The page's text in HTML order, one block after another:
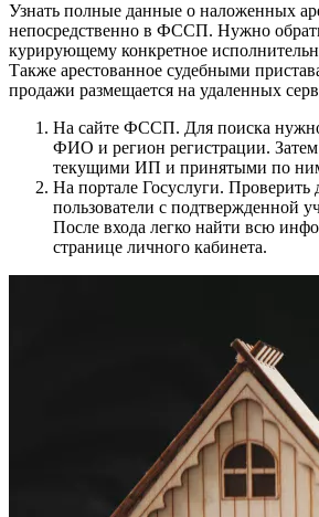
Узнать полные данные о наложенных
непосредственно в ФССП. Нужно
курирующему конкретное
Также арестованное судебными
продажи размещается на удаленных
На сайте ФССП. Для поиска
ФИО и регион регистрации. Затем
текущими ИП и принятыми по
На портале Госуслуги. Проверить
пользователи с подтвержденной
После входа легко найти всю
странице личного кабинета.